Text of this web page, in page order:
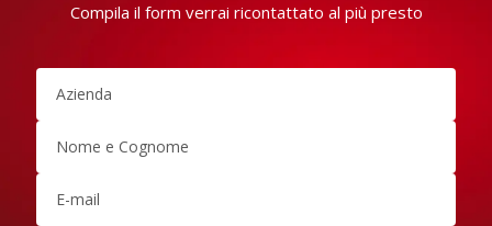
Compila il form verrai ricontattato al più presto